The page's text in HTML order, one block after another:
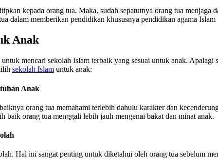
kepada orang tua. Maka, sudah sepatutnya orang tua
dalam memberikan pendidikan khususnya pendidikan agama
Anak
mencari sekolah Islam terbaik yang sesuai untuk anak.
sekolah Islam untuk anak:
Anak
orang tua memahami terlebih dahulu karakter dan
baik orang tua menggali lebih jauh mengenai bakat dan minat anak.
Hal ini sangat penting untuk diketahui oleh orang tua sebelum